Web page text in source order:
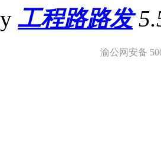
工程路路发
渝公网安备